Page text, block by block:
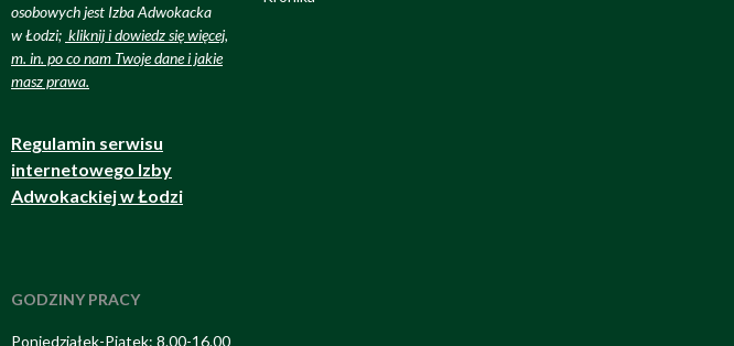
osobowych jest Izba Adwokacka
w Łodzi; kliknij i dowiedz się więcej,
m. in. po co nam Twoje dane i jakie
masz prawa.
Regulamin serwisu
internetowego Izby
Adwokackiej w Łodzi
GODZINY PRACY
Poniedziałek-Piątek: 8.00-16.00